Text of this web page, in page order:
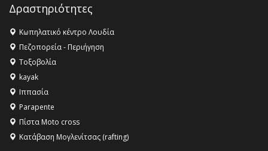
16:27 - Όλυμπος: Εντάχθηκε στον Κατάλογο Παγκόσμιας
Κληρονομιάς της UNESCO – Ομόφωνη η απόφαση Ο
Όλυμπος αναγνωρίστηκε ως φυσικό και πολιτιστικό
αγαθό εξέχουσας οικουμενικής αξίας για την
ανθρωπότητα
16:18 -
ΣΤΗΝ ΕΔΕΣΣΑ
Δραστηριότητες
Κωπηλατικό κέντρο Λουδία
Πεζοπορεία - Περιήγηση
Τοξοβολία
kayak
Ιππασία
Parapente
Πίστα Moto cross
Κατάβαση Μογλενίτσας (rafting)